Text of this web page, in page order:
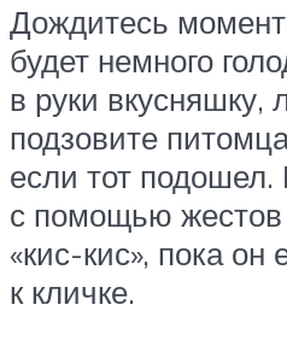
Дождитесь
будет немного
в руки вкусняшку,
подзовите
если тот подошел.
с помощью жестов
«кис-кис», пока
к кличке.